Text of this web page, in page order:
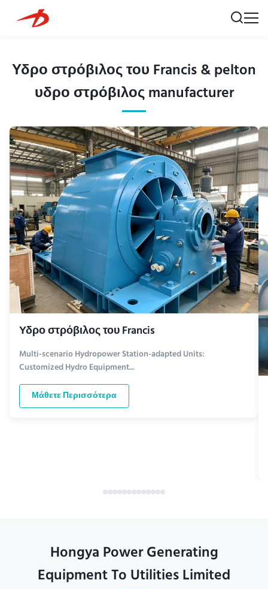
Υδρο στρόβιλος του Francis & pelton
υδρο στρόβιλος manufacturer
Υδρο στρόβιλος του Francis
Multi-scenario Hydropower Station-adapted Units:
Customized Hydro Equipment...
Μάθετε Περισσότερα
Hongya Power Generating
Equipment To Utilities Limited